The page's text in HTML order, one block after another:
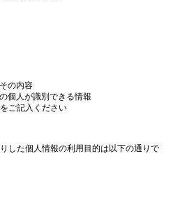
の内容
個人が識別できる情報
ご記入ください
した個人情報の利用目的は以下の通りで